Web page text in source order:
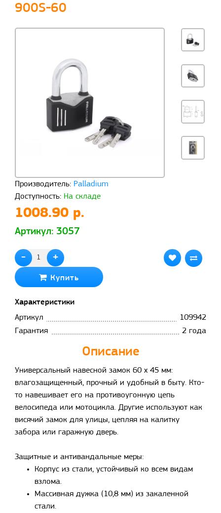
900S-60
Производитель: Palladium
Доступность: На складе
1008.90 р.
Артикул: 3057
- +
Купить
Характеристики
Артикул
109942
Гарантия
2 года
Описание
Универсальный навесной замок 60 x 45 мм:
влагозащищенный, прочный и удобный в быту. Кто-
то навешивает его на противоугонную цепь
велосипеда или мотоцикла. Другие используют как
висячий замок для улицы, цепляя на калитку
забора или гаражную дверь.
Защитные и антивандальные меры:
Корпус из стали, устойчивый ко всем видам
взлома.
Массивная дужка (10,8 мм) из закаленной
стали.